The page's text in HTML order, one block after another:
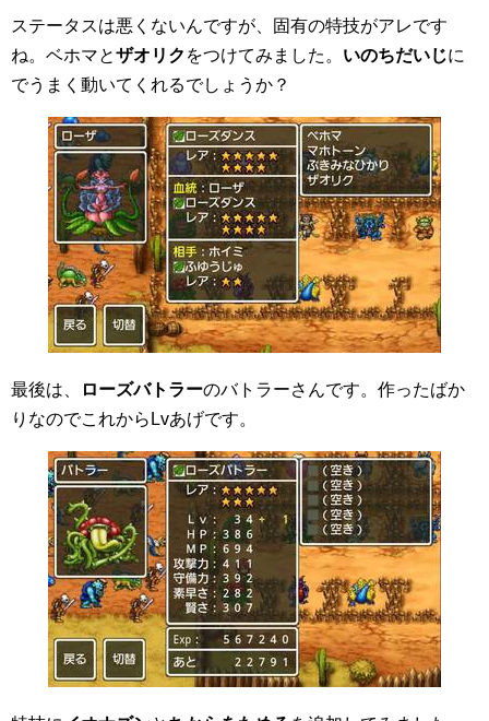
ステータスは悪くないんですが、固有の特技がアレです
ね。ベホマとザオリク をつけてみました。 いのちだいじに
でうまく動いてくれるでしょうか？
最後は、 ローズバトラーのバトラーさんです。作ったばか
りなのでこれからLvあげです。